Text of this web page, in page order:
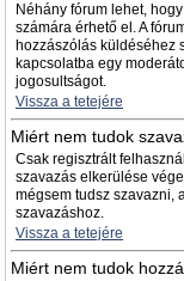
Néhány fórum lehet,
számára érhető el. A
hozzászólás küldéséhez
kapcsolatba egy
jogosultságot.
Vissza a tetejére
Miért nem tudok
Csak regisztrált
szavazás elkerülése
mégsem tudsz szavazni,
szavazáshoz.
Vissza a tetejére
Miért nem tudok